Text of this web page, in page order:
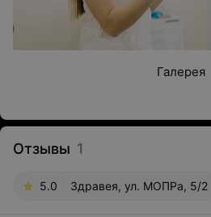
Галерея
Отзывы 1
5.0 Здравея, ул. МОПРа, 5/2